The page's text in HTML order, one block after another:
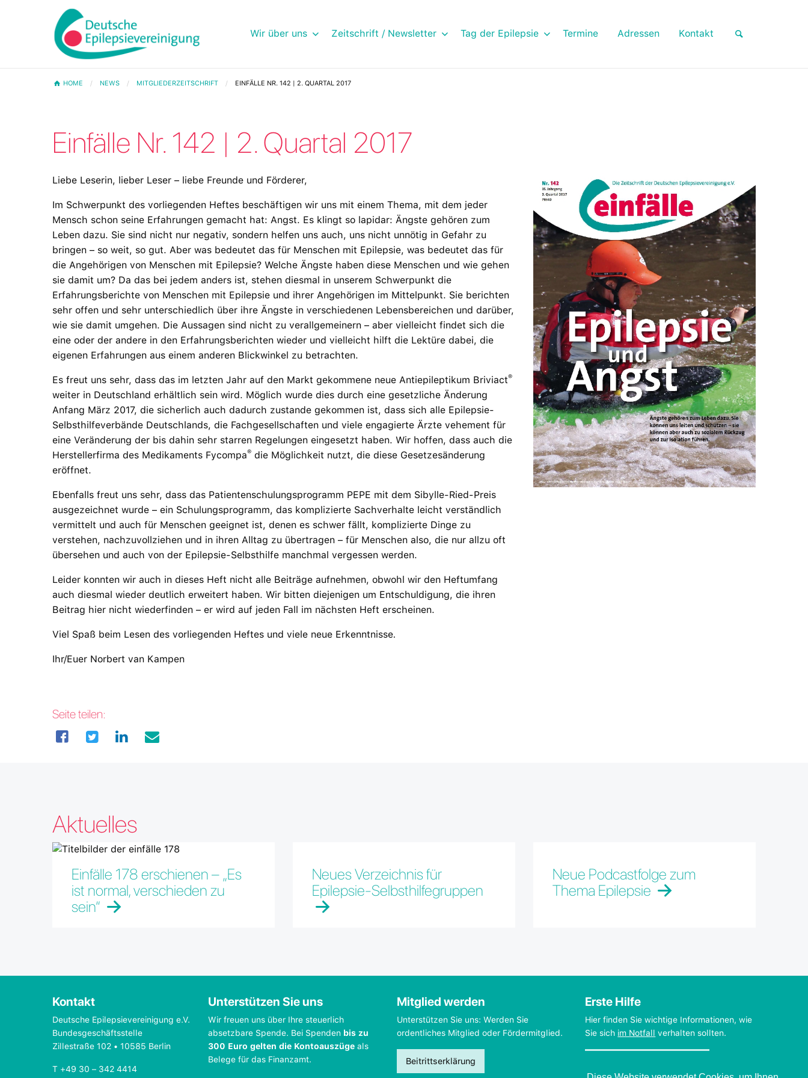
Wir über uns Zeitschrift / Newsletter Tag der Epilepsie Termine Adressen Kontakt
HOME NEWS MITGLIEDERZEITSCHRIFT EINFÄLLE NR. 142 | 2. QUARTAL 2017
Einfälle Nr. 142 | 2. Quartal 2017
Liebe Leserin, lieber Leser – liebe Freunde und Förderer,
Im Schwerpunkt des vorliegenden Heftes beschäftigen wir uns mit einem Thema, mit dem jeder
Mensch schon seine Erfahrungen gemacht hat: Angst. Es klingt so lapidar: Ängste gehören zum
Leben dazu. Sie sind nicht nur negativ, sondern helfen uns auch, uns nicht unnötig in Gefahr zu
bringen – so weit, so gut. Aber was bedeutet das für Menschen mit Epilepsie, was bedeutet das für
die Angehörigen von Menschen mit Epilepsie? Welche Ängste haben diese Menschen und wie gehen
sie damit um? Da das bei jedem anders ist, stehen diesmal in unserem Schwerpunkt die
Erfahrungsberichte von Menschen mit Epilepsie und ihrer Angehörigen im Mittelpunkt. Sie berichten
sehr offen und sehr unterschiedlich über ihre Ängste in verschiedenen Lebensbereichen und darüber,
wie sie damit umgehen. Die Aussagen sind nicht zu verallgemeinern – aber vielleicht findet sich die
eine oder der andere in den Erfahrungsberichten wieder und vielleicht hilft die Lektüre dabei, die
eigenen Erfahrungen aus einem anderen Blickwinkel zu betrachten.
Es freut uns sehr, dass das im letzten Jahr auf den Markt gekommene neue Antiepileptikum Briviact®
weiter in Deutschland erhältlich sein wird. Möglich wurde dies durch eine gesetzliche Änderung
Anfang März 2017, die sicherlich auch dadurch zustande gekommen ist, dass sich alle Epilepsie-
Selbsthilfeverbände Deutschlands, die Fachgesellschaften und viele engagierte Ärzte vehement für
eine Veränderung der bis dahin sehr starren Regelungen eingesetzt haben. Wir hoffen, dass auch die
Herstellerfirma des Medikaments Fycompa® die Möglichkeit nutzt, die diese Gesetzesänderung
eröffnet.
Ebenfalls freut uns sehr, dass das Patientenschulungsprogramm PEPE mit dem Sibylle-Ried-Preis
ausgezeichnet wurde – ein Schulungsprogramm, das komplizierte Sachverhalte leicht verständlich
vermittelt und auch für Menschen geeignet ist, denen es schwer fällt, komplizierte Dinge zu
verstehen, nachzuvollziehen und in ihren Alltag zu übertragen – für Menschen also, die nur allzu oft
übersehen und auch von der Epilepsie-Selbsthilfe manchmal vergessen werden.
Leider konnten wir auch in dieses Heft nicht alle Beiträge aufnehmen, obwohl wir den Heftumfang
auch diesmal wieder deutlich erweitert haben. Wir bitten diejenigen um Entschuldigung, die ihren
Beitrag hier nicht wiederfinden – er wird auf jeden Fall im nächsten Heft erscheinen.
Viel Spaß beim Lesen des vorliegenden Heftes und viele neue Erkenntnisse.
Ihr/Euer Norbert van Kampen
Seite teilen:
Aktuelles
Einfälle 178 erschienen – „Es
ist normal, verschieden zu
sein“
Neues Verzeichnis für
Epilepsie-Selbsthilfegruppen
Neue Podcastfolge zum
Thema Epilepsie
Kontakt
Deutsche Epilepsievereinigung e.V.
Bundesgeschäftsstelle
Zillestraße 102 • 10585 Berlin
T +49 30 – 342 4414
Unterstützen Sie uns
Wir freuen uns über Ihre steuerlich
absetzbare Spende. Bei Spenden bis zu
300 Euro gelten die Kontoauszüge als
Belege für das Finanzamt.
Mitglied werden
Unterstützen Sie uns: Werden Sie
ordentliches Mitglied oder Fördermitglied.
Beitrittserklärung
Erste Hilfe
Hier finden Sie wichtige Informationen, wie
Sie sich im Notfall verhalten sollten.